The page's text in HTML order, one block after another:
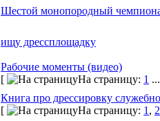
Шестой монопородный
ищу дрессплощадку
Рабочие моменты (видео)
[
На страницу: 1
Книга про дрессировку
[
На страницу: 1 , 2